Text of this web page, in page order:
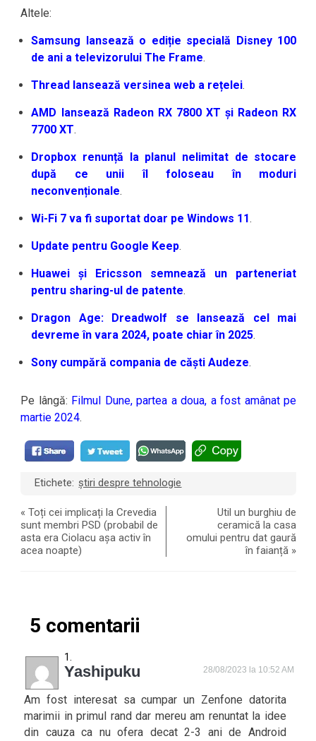
Altele:
Samsung lansează o ediție specială Disney 100
de ani a televizorului The Frame.
Thread lansează versinea web a rețelei.
AMD lansează Radeon RX 7800 XT și Radeon RX
7700 XT.
Dropbox renunță la planul nelimitat de stocare
după ce unii îl foloseau în moduri
neconvenționale.
Wi-Fi 7 va fi suportat doar pe Windows 11.
Update pentru Google Keep.
Huawei și Ericsson semnează un parteneriat
pentru sharing-ul de patente.
Dragon Age: Dreadwolf se lansează cel mai
devreme în vara 2024, poate chiar în 2025.
Sony cumpără compania de căști Audeze.
Pe lângă: Filmul Dune, partea a doua, a fost amânat pe
martie 2024.
Etichete: știri despre tehnologie
«Toți cei implicați la Crevedia
sunt membri PSD (probabil de
asta era Ciolacu așa activ în
acea noapte)
Util un burghiu de
ceramică la casa
omului pentru dat gaură
în faianță »
5 comentarii
Yashipuku 28/08/2023 la 10:52 AM
Am fost interesat sa cumpar un Zenfone datorita
marimii in primul rand dar mereu am renuntat la idee
din cauza ca nu ofera decat 2-3 ani de Android